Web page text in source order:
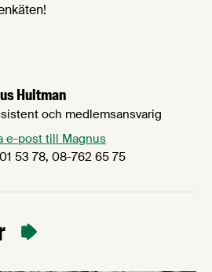
Hultman
och medlemsansvarig
e-post till Magnus
53 78, 08-762 65 75